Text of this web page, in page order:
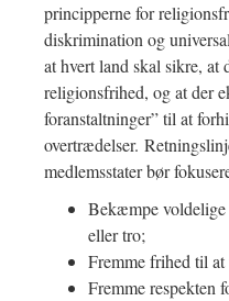
principperne for
diskrimination og
at hvert land skal sikre, at
religionsfrihed, og at der
foranstaltninger” til at
overtrædelser.
medlemsstater bør
Bekæmpe
eller tro;
Fremme frihed til
Fremme respekten